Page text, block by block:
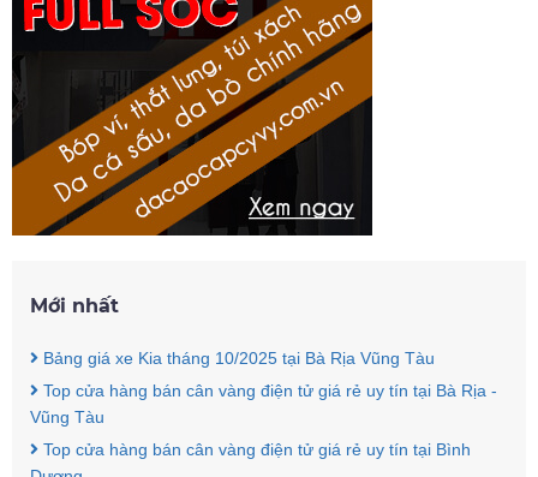
Mới nhất
Bảng giá xe Kia tháng 10/2025 tại Bà Rịa Vũng Tàu
Top cửa hàng bán cân vàng điện tử giá rẻ uy tín tại Bà Rịa -
Vũng Tàu
Top cửa hàng bán cân vàng điện tử giá rẻ uy tín tại Bình